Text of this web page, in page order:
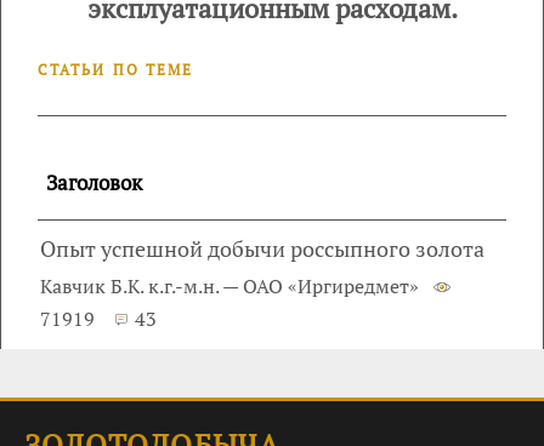
эксплуатационным расходам.
СТАТЬИ ПО ТЕМЕ
Заголовок
Опыт успешной добычи россыпного золота
Кавчик Б.К. к.г.-м.н. — ОАО «Иргиредмет»
71919
43